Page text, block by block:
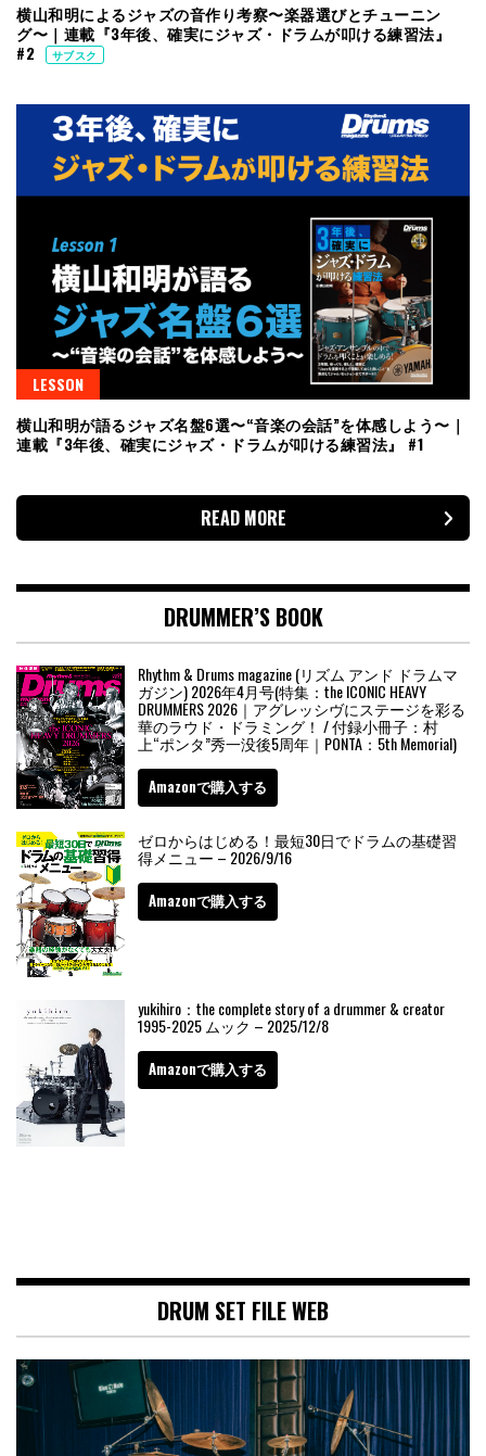
横山和明によるジャズの音作り考察〜楽器選びとチューニン
グ〜｜連載『3年後、確実にジャズ・ドラムが叩ける練習法』
#2
サブスク
LESSON
横山和明が語るジャズ名盤6選〜“音楽の会話”を体感しよう〜｜
連載『3年後、確実にジャズ・ドラムが叩ける練習法』 #1
READ MORE
DRUMMER’S BOOK
Rhythm & Drums magazine (リズム アンド ドラムマ
ガジン) 2026年4月号(特集：the ICONIC HEAVY
DRUMMERS 2026｜アグレッシヴにステージを彩る
華のラウド・ドラミング！ / 付録小冊子：村
上“ポンタ”秀一没後5周年｜PONTA：5th Memorial)
Amazonで購入する
ゼロからはじめる！最短30日でドラムの基礎習
得メニュー – 2026/9/16
Amazonで購入する
yukihiro：the complete story of a drummer & creator
1995-2025 ムック – 2025/12/8
Amazonで購入する
DRUM SET FILE WEB